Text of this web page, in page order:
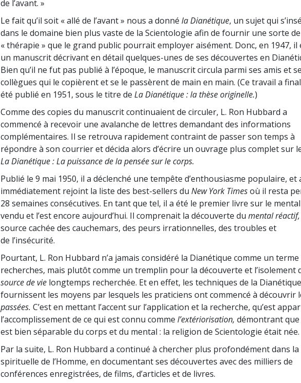
de l’avant. »
Le fait qu’il soit « allé de l’avant » nous a donné la Dianétique, un sujet qui
dans le domaine bien plus vaste de la Scientologie afin de fournir une sorte de
« thérapie » que le grand public pourrait employer aisément. Donc, en 1947, il
un manuscrit décrivant en détail quelques-unes de ses découvertes en
Bien qu’il ne fut pas publié à l’époque, le manuscrit circula parmi ses amis et
collègues qui le copièrent et se le passèrent de main en main. (Ce travail a
été publié en 1951, sous le titre de La Dianétique : la thèse originelle.)
Comme des copies du manuscrit continuaient de circuler, L. Ron Hubbard a
commencé à recevoir une avalanche de lettres demandant des informations
complémentaires. Il se retrouva rapidement contraint de passer son temps à
répondre à son courrier et décida alors d’écrire un ouvrage plus complet sur
La Dianétique : La puissance de la pensée sur le corps.
Publié le 9 mai 1950, il a déclenché une tempête d’enthousiasme populaire, et
immédiatement rejoint la liste des best-sellers du New York Timesoù il resta
28 semaines consécutives. En tant que tel, il a été le premier livre sur le
vendu et l’est encore aujourd’hui. Il comprenait la découverte du mental réactif,
source cachée des cauchemars, des peurs irrationnelles, des troubles et
de l’insécurité.
Pourtant, L. Ron Hubbard n’a jamais considéré la Dianétique comme un terme
recherches, mais plutôt comme un tremplin pour la découverte et l’isolement
source de vie longtemps recherchée. Et en effet, les techniques de la Dianétique
fournissent les moyens par lesquels les praticiens ont commencé à découvrir
passées. C’est en mettant l’accent sur l’application et la recherche, qu’est
l’accomplissement de ce qui est connu comme l’extériorisation, démontrant que
est bien séparable du corps et du mental : la religion de Scientologie était née.
Par la suite, L. Ron Hubbard a continué à chercher plus profondément dans
spirituelle de l’Homme, en documentant ses découvertes avec des milliers de
conférences enregistrées, de films, d’articles et de livres.